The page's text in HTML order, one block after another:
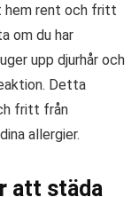
hem rent och fritt
om du har
upp djurhår och
Detta
fritt från
allergier.
att städa